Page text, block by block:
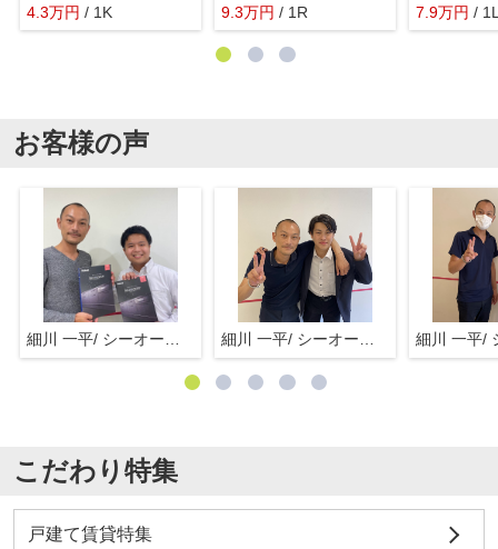
4.3万円 / 1K 9.3万円 / 1R 7.9万円 /
お客様の声
こだわり特集
戸建て賃貸特集